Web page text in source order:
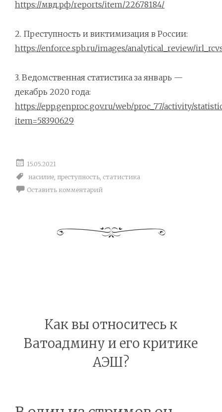
https://мвд.рф/reports/item/22678184/
2. Преступность и виктимизация в России:
https://enforce.spb.ru/images/analytical_review/
3. Ведомственная статистика за январь —
декабрь 2020 года:
https://epp.genproc.gov.ru/web/proc_77/activity/
item=58390629
15.05.2021
насилие, преступность, статистика
Оставить комментарий
Как вы относитесь к
Ватоадмину и его критике
АЭШ?